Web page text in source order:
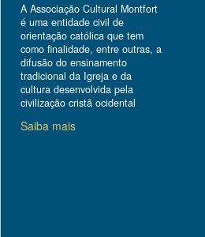
A Associação Cultural Montfort
é uma entidade civil de
orientação católica que tem
como finalidade, entre outras, a
difusão do ensinamento
tradicional da Igreja e da
cultura desenvolvida pela
civilização cristã ocidental
Saiba mais